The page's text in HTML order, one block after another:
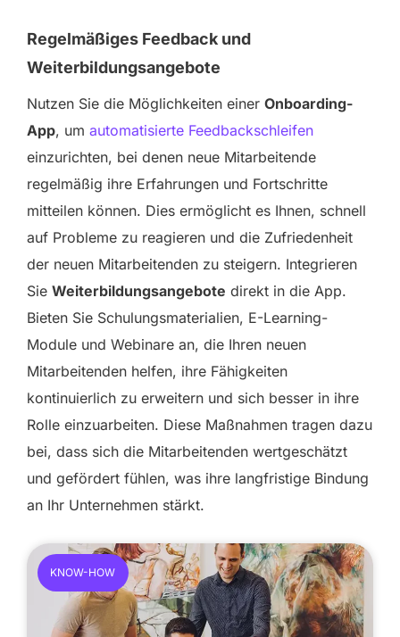
Regelmäßiges Feedback und
Weiterbildungsangebote
Nutzen Sie die Möglichkeiten einer Onboarding-
App, um automatisierte Feedbackschleifen
einzurichten, bei denen neue Mitarbeitende
regelmäßig ihre Erfahrungen und Fortschritte
mitteilen können. Dies ermöglicht es Ihnen, schnell
auf Probleme zu reagieren und die Zufriedenheit
der neuen Mitarbeitenden zu steigern. Integrieren
Sie Weiterbildungsangebote direkt in die App.
Bieten Sie Schulungsmaterialien, E-Learning-
Module und Webinare an, die Ihren neuen
Mitarbeitenden helfen, ihre Fähigkeiten
kontinuierlich zu erweitern und sich besser in ihre
Rolle einzuarbeiten. Diese Maßnahmen tragen dazu
bei, dass sich die Mitarbeitenden wertgeschätzt
und gefördert fühlen, was ihre langfristige Bindung
an Ihr Unternehmen stärkt.
KNOW-HOW